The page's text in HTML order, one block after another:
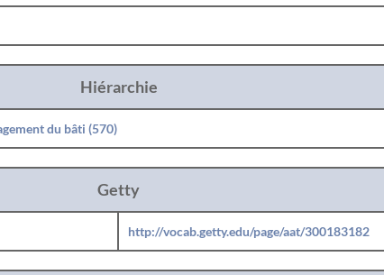
Hiérarchie
du bâti (570)
Getty
http://vocab.getty.edu/page/aat/300183182